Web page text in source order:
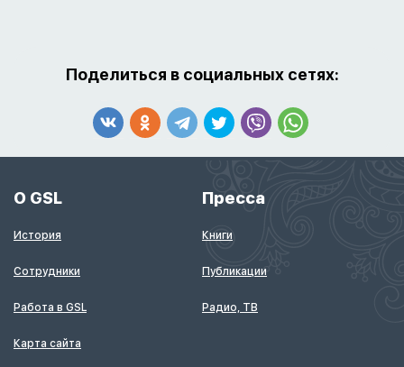
Поделиться в социальных сетях:
О GSL
История
Сотрудники
Работа в GSL
Карта сайта
Пресса
Книги
Публикации
Радио, ТВ